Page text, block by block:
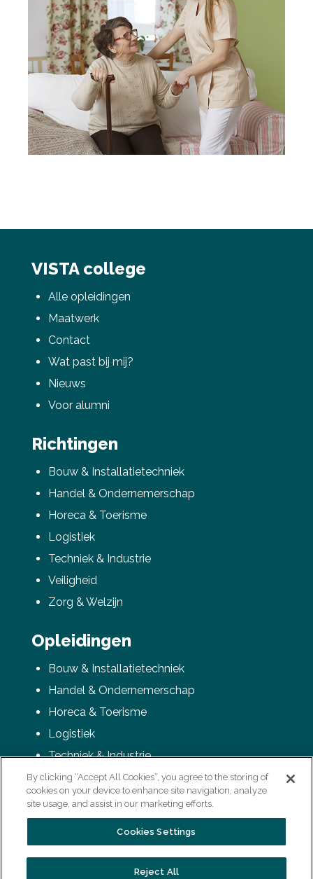
VISTA college
Alle opleidingen
Maatwerk
Contact
Wat past bij mij?
Nieuws
Voor alumni
Richtingen
Bouw & Installatietechniek
Handel & Ondernemerschap
Horeca & Toerisme
Logistiek
Techniek & Industrie
Veiligheid
Zorg & Welzijn
Opleidingen
Bouw & Installatietechniek
Handel & Ondernemerschap
Horeca & Toerisme
Logistiek
Techniek & Industrie
Veiligheid
Zorg & Welzijn
By clicking “Accept All Cookies”, you agree to the storing of
cookies on your device to enhance site navigation, analyze
site usage, and assist in our marketing efforts.
Cookies Settings
Reject All